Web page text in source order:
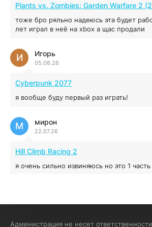
MAFIA: THE OLD COUNTRY
44.98 ГБ 2025
04.12.2025
Red Chaos - The Strict
04.12.2025
16.95 ГБ
04.12.2025
Plants vs. Zombies: Garden Warfare 2
тоже бро ряльно надеюсь эта будет
лет играл в неё на xbox а щас продали
Игорь
05.08.26
И
Cyberpunk 2077
я вообще буду первый раз играть!
мирон
22.07.26
М
Hill Climb Racing 2
я очень сильно извиняюсь но это 1 часть
Администрация не несет